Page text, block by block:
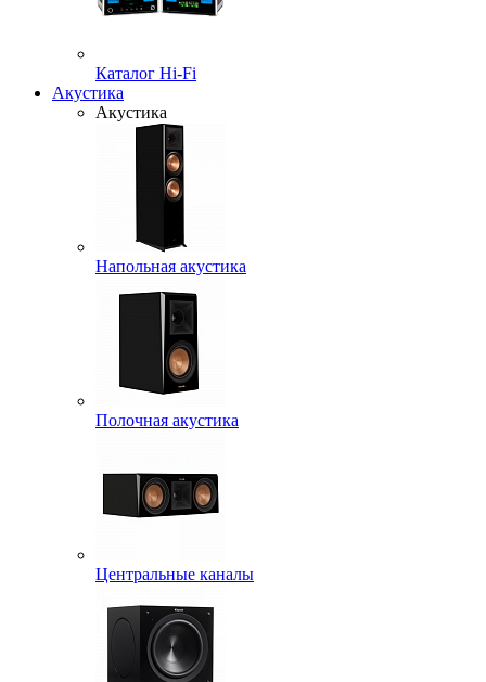
Каталог Hi-Fi
Акустика
Акустика
Напольная акустика
Полочная акустика
Центральные каналы